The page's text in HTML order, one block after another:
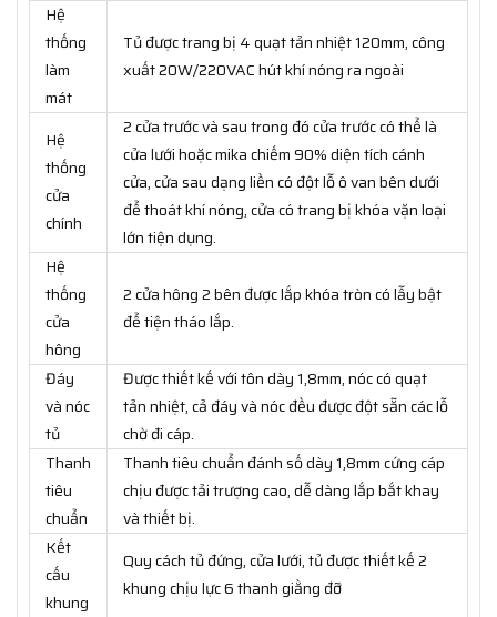
Hệ
thống
làm
mát
Tủ được trang bị 4 quạt tản nhiệt 120mm, công
xuất 20W/220VAC hút khí nóng ra ngoài
Hệ
thống
cửa
chính
2 cửa trước và sau trong đó cửa trước có thể là
cửa lưới hoặc mika chiếm 90% diện tích cánh
cửa, cửa sau dạng liền có đột lỗ ô van bên dưới
để thoát khí nóng, cửa có trang bị khóa vặn loại
lớn tiện dụng.
Hệ
thống
cửa
hông
2 cửa hông 2 bên được lắp khóa tròn có lẫy bật
để tiện tháo lắp.
Đáy
và nóc
tủ
Được thiết kế với tôn dày 1,8mm, nóc có quạt
tản nhiệt, cả đáy và nóc đều được đột sẵn các lỗ
chờ đi cáp.
Thanh
tiêu
chuẩn
Thanh tiêu chuẩn đánh số dày 1,8mm cứng cáp
chịu được tải trượng cao, dễ dàng lắp bắt khay
và thiết bị.
Kết
cấu
khung
Quy cách tủ đứng, cửa lưới, tủ được thiết kế 2
khung chịu lực 6 thanh giằng đỡ